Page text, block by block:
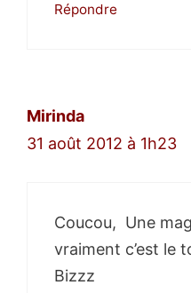
Répondre
Mirinda
31 août 2012 à 1h23
Coucou, Une
vraiment c’est le
Bizzz